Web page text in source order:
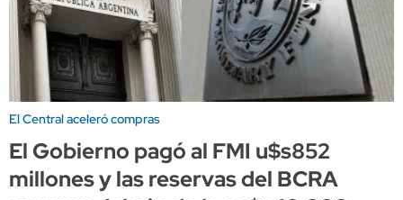
El Central aceleró compras
El Gobierno pagó al FMI u$s852
millones y las reservas del BCRA